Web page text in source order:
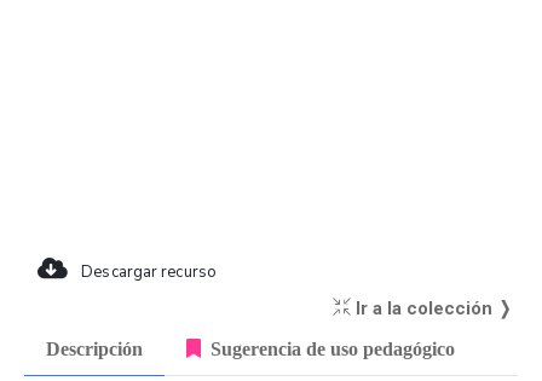
Descargar recurso
Ir a la colección ❭
Descripción Sugerencia de uso pedagógico